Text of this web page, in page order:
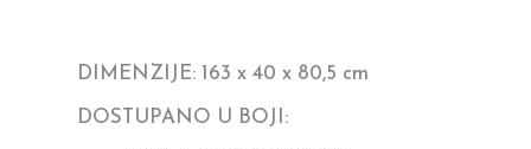
DIMENZIJE: 163 x 40 x 80,5 cm
DOSTUPANO U BOJI: